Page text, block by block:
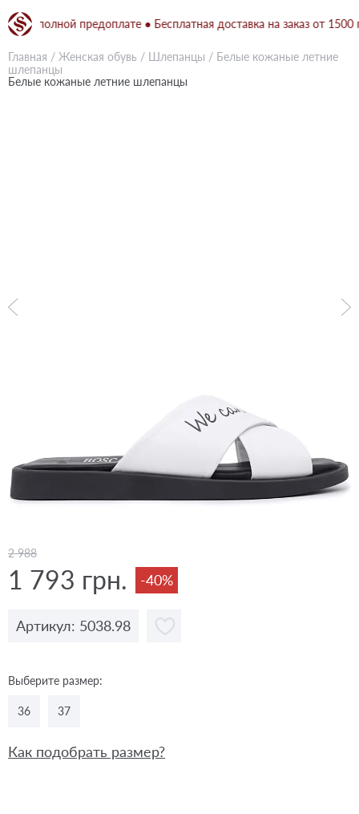
полной предоплате ● Бесплатная доставка на заказ от 1500
Главная / Женская обувь / Шлепанцы / Белые кожаные летние
шлепанцы
Белые кожаные летние шлепанцы
2 988
1 793 грн. -40%
Артикул: 5038.98
Выберите размер:
36 37
Как подобрать размер?